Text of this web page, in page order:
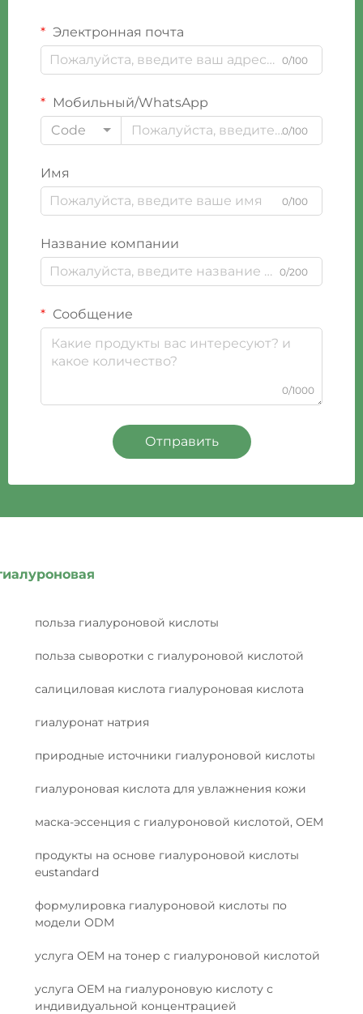
Электронная почта
0/100
Мобильный/WhatsApp
Code
0/100
Имя
0/100
Название компании
0/200
Сообщение
0/1000
Отправить
польза гиалуроновой кислоты
польза сыворотки с гиалуроновой кислотой
салициловая кислота гиалуроновая кислота
гиалуронат натрия
природные источники гиалуроновой кислоты
гиалуроновая кислота для увлажнения кожи
маска-эссенция с гиалуроновой кислотой, OEM
продукты на основе гиалуроновой кислоты
eustandard
формулировка гиалуроновой кислоты по
модели ODM
услуга OEM на тонер с гиалуроновой кислотой
услуга OEM на гиалуроновую кислоту с
индивидуальной концентрацией